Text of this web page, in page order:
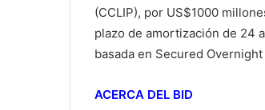
(CCLIP), por US$1000
plazo de amortización de 24
basada en Secured Overnight
ACERCA DEL BID